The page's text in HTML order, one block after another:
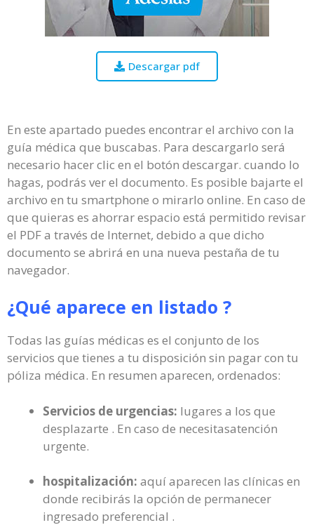
Descargar pdf
En este apartado puedes encontrar el archivo con la
guía médica que buscabas. Para descargarlo será
necesario hacer clic en el botón descargar. cuando lo
hagas, podrás ver el documento. Es posible bajarte el
archivo en tu smartphone o mirarlo online. En caso de
que quieras es ahorrar espacio está permitido revisar
el PDF a través de Internet, debido a que dicho
documento se abrirá en una nueva pestaña de tu
navegador.
¿Qué aparece en listado ?
Todas las guías médicas es el conjunto de los
servicios que tienes a tu disposición sin pagar con tu
póliza médica. En resumen aparecen, ordenados:
Servicios de urgencias: lugares a los que
desplazarte . En caso de necesitasatención
urgente.
hospitalización: aquí aparecen las clínicas en
donde recibirás la opción de permanecer
ingresado preferencial .